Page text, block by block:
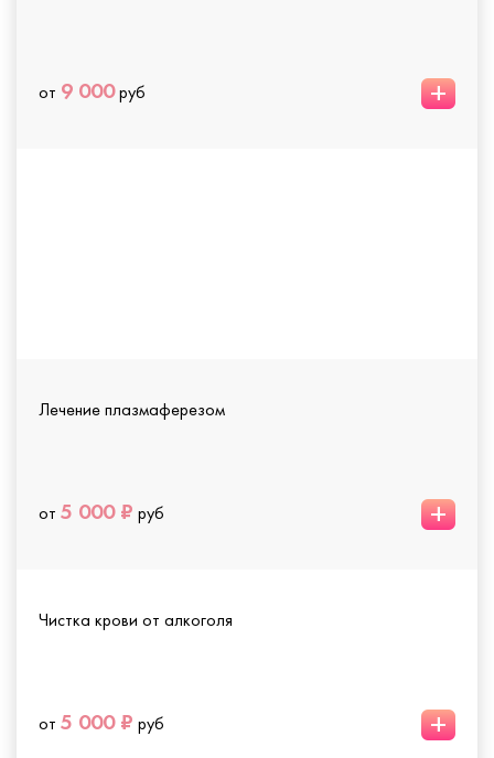
от 9 000руб +
Лечение плазмаферезом
от 5 000 ₽ руб +
Чистка крови от алкоголя
от 5 000 ₽ руб +